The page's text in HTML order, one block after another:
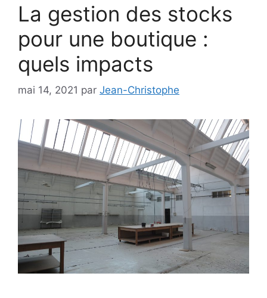
La gestion des stocks
pour une boutique :
quels impacts
mai 14, 2021 par Jean-Christophe